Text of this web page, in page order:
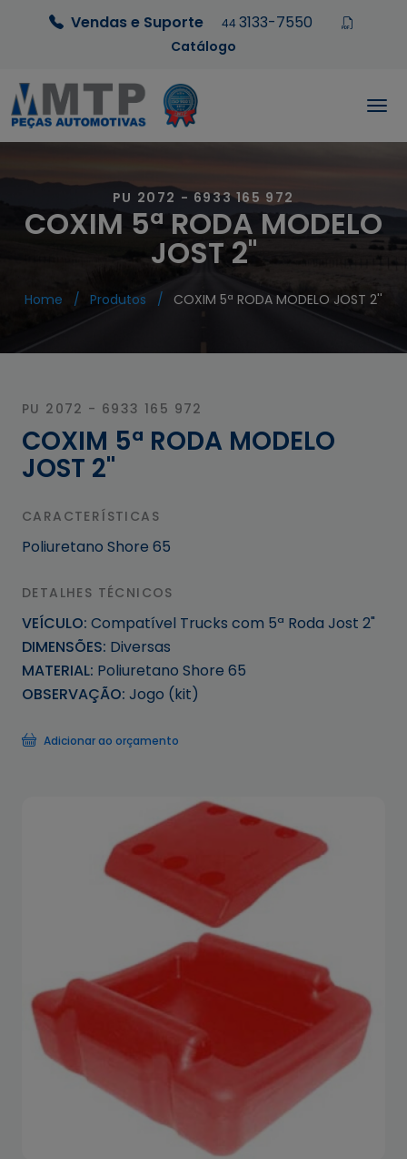
Vendas e Suporte 44 3133-7550
Catálogo
PU 2072 - 6933 165 972
COXIM 5ª RODA MODELO
JOST 2''
Home Produtos COXIM 5ª RODA MODELO JOST 2''
PU 2072 - 6933 165 972
COXIM 5ª RODA MODELO
JOST 2''
CARACTERÍSTICAS
Poliuretano Shore 65
DETALHES TÉCNICOS
VEÍCULO: Compatível Trucks com 5ª Roda Jost 2"
DIMENSÕES: Diversas
MATERIAL: Poliuretano Shore 65
OBSERVAÇÃO: Jogo (kit)
Adicionar ao orçamento